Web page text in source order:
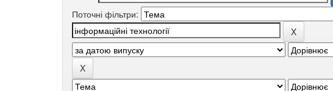
Поточні фільтри: